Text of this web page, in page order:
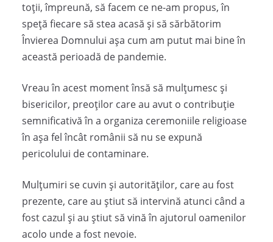
toții, împreună, să facem ce ne-am propus, în
speță fiecare să stea acasă și să sărbătorim
Învierea Domnului așa cum am putut mai bine în
această perioadă de pandemie.
Vreau în acest moment însă să mulțumesc și
bisericilor, preoților care au avut o contribuție
semnificativă în a organiza ceremoniile religioase
în așa fel încât românii să nu se expună
pericolului de contaminare.
Mulțumiri se cuvin și autorităților, care au fost
prezente, care au știut să intervină atunci când a
fost cazul și au știut să vină în ajutorul oamenilor
acolo unde a fost nevoie.